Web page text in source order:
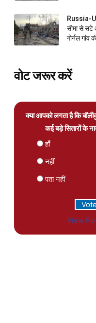
Russia-
सीमा से सटे
गोर्नल गांव
वोट जरूर करें
क्या आपको लगता है कि
कई बड़े सितारों के
हाँ
नहीं
पता नहीं
View